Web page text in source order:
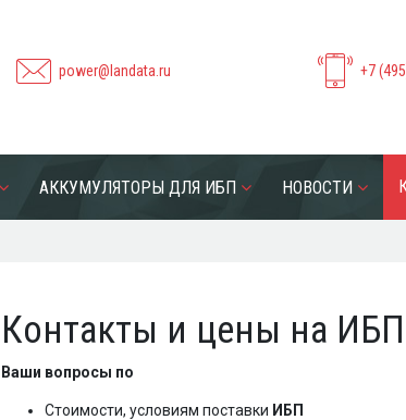
power@landata.ru +7
АККУМУЛЯТОРЫ ДЛЯ ИБП НОВОСТИ
Контакты и цены на ИБП
Ваши вопросы по
Стоимости, условиям поставки ИБП